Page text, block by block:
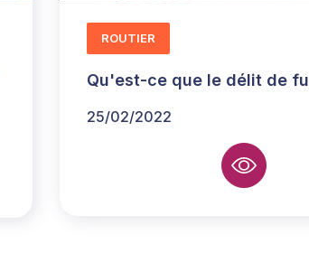
Qu'est-ce que le délit de
25/02/2022
ROUTIER